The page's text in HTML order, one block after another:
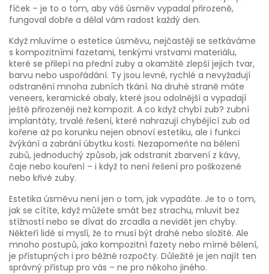
fíček – je to o tom, aby váš úsměv vypadal přirozeně,
fungoval dobře a dělal vám radost každý den.
Když mluvíme o estetice úsměvu, nejčastěji se setkáváme
s kompozitními fazetami, tenkými vrstvami materiálu,
které se přilepí na přední zuby a okamžitě zlepší jejich tvar,
barvu nebo uspořádání. Ty jsou levné, rychlé a nevyžadují
odstranění mnoha zubních tkání. Na druhé straně máte
veneers, keramické obaly, které jsou odolnější a vypadají
ještě přirozeněji než kompozit. A co když chybí zub? zubní
implantáty, trvalé řešení, které nahrazují chybějící zub od
kořene až po korunku nejen obnoví estetiku, ale i funkci
žvýkání a zabrání úbytku kosti. Nezapomeňte na bělení
zubů, jednoduchý způsob, jak odstranit zbarvení z kávy,
čaje nebo kouření – i když to není řešení pro poškozené
nebo křivé zuby.
Estetika úsměvu není jen o tom, jak vypadáte. Je to o tom,
jak se cítíte, když můžete smát bez strachu, mluvit bez
stížností nebo se dívat do zrcadla a nevidět jen chyby.
Někteří lidé si myslí, že to musí být drahé nebo složité. Ale
mnoho postupů, jako kompozitní fazety nebo mírné bělení,
je přístupných i pro běžné rozpočty. Důležité je jen najít ten
správný přístup pro vás – ne pro někoho jiného.